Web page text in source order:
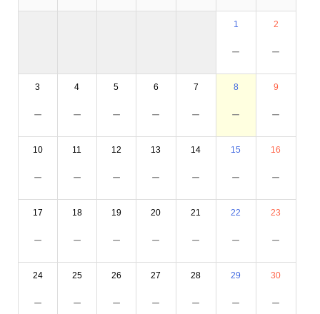
1
－
2
－
3
－
4
－
5
－
6
－
7
－
8
－
9
－
10
－
11
－
12
－
13
－
14
－
15
－
16
－
17
－
18
－
19
－
20
－
21
－
22
－
23
－
24
－
25
－
26
－
27
－
28
－
29
－
30
－